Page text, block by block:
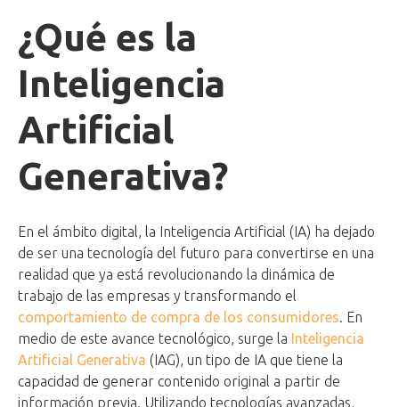
¿Qué es la
Inteligencia
Artificial
Generativa?
En el ámbito digital, la Inteligencia Artificial (IA) ha dejado
de ser una tecnología del futuro para convertirse en una
realidad que ya está revolucionando la dinámica de
trabajo de las empresas y transformando el
comportamiento de compra de los consumidores. En
medio de este avance tecnológico, surge la Inteligencia
Artificial Generativa (IAG), un tipo de IA que tiene la
capacidad de generar contenido original a partir de
información previa. Utilizando tecnologías avanzadas,